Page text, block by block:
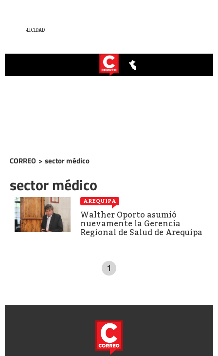
CORREO > sector médico
sector médico
AREQUIPA
Walther Oporto asumió
nuevamente la Gerencia
Regional de Salud de Arequipa
1